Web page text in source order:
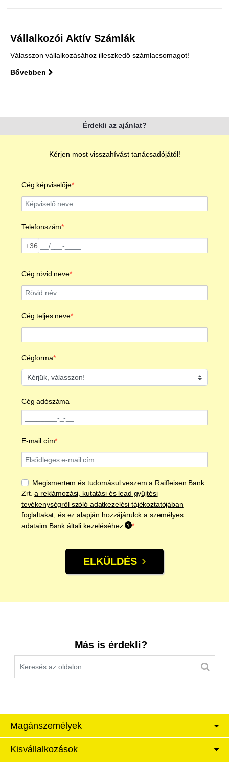
Vállalkozói Aktív Számlák
Válasszon vállalkozásához illeszkedő számlacsomagot!
Bővebben
Érdekli az ajánlat?
Kérjen most visszahívást tanácsadójától!
Cég képviselője
Telefonszám
+36
Telefonszám
Cég rövid neve
Cég teljes neve
Cégforma
Cégforma
Szükséges
Cég adószáma
E-mail cím
Megismertem és tudomásul veszem a Raiffeisen Bank
Zrt.a reklámozási, kutatási és lead gyűjtési
tevékenységről szóló adatkezelési tájékoztatójában
foglaltakat, és ez alapján hozzájárulok a személyes
adataim Bank általi kezeléséhez.
ELKÜLDÉS
Más is érdekli?
Magánszemélyek
Kisvállalkozások